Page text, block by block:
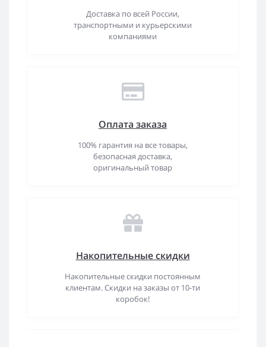
Доставка по всей России,
транспортными и курьерскими
компаниями
Оплата заказа
100% гарантия на все товары,
безопасная доставка,
оригинальный товар
Накопительные скидки
Накопительные скидки постоянным
клиентам. Скидки на заказы от 10-ти
коробок!